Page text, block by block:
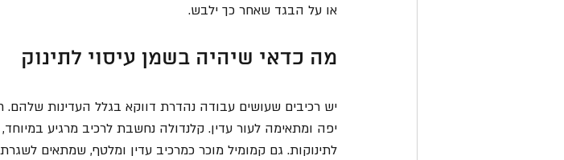
או על הבגד שאחר כך ילבש.
מה כדאי שיהיה בשמן עיסוי לתינוק
יש רכיבים שעושים עבודה נהדרת דווקא בגלל העדינות
יפה ומתאימה לעור עדין. קלנדולה נחשבת לרכיב מרגיע
לתינוקות. גם קמומיל מוכר כמרכיב עדין ומלטף, שמתאים